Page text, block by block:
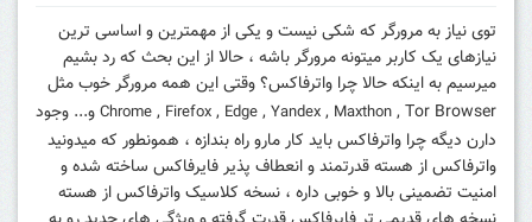
توی نیاز به مرورگر که شکی نیست و یکی از مهمترین و اساسی ترین
نیازهای یک کاربر میتونه مرورگر باشه ، حالا از این بحث که رد بشیم
میرسیم به اینکه حالا چرا واترفاکس؟ وقتی این همه مرورگر خوب مثل
Chrome , Firefox , Edge , Yandex , Maxthon
, Tor Browser و... وجود
دارن دیگه چرا واترفاکس باید کار مارو راه بندازه ، همونطور که میدونید
واترفاکس از هسته قدرتمند و انعطاف پذیر فایرفاکس ساخته شده و
امنیت تضمینی بالا و خوبی داره ، نسخه کلاسیک واترفاکس از هسته